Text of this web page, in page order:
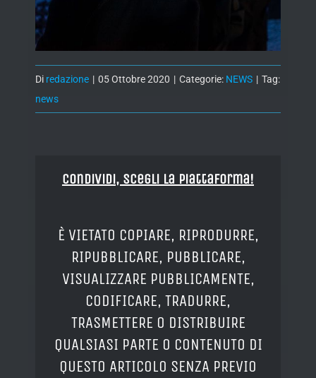
Di redazione | 05 Ottobre 2020 | Categorie: NEWS | Tag:
news
Condividi, Scegli la piattaforma!
È VIETATO COPIARE, RIPRODURRE,
RIPUBBLICARE, PUBBLICARE,
VISUALIZZARE PUBBLICAMENTE,
CODIFICARE, TRADURRE,
TRASMETTERE O DISTRIBUIRE
QUALSIASI PARTE O CONTENUTO DI
QUESTO ARTICOLO SENZA PREVIO